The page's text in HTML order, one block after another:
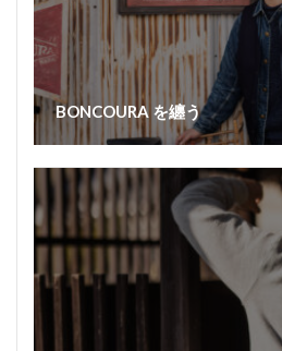
BONCOURA を纏う